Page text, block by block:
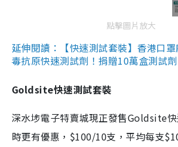
點擊圖片放大
延伸閱讀：【快速測試套裝】香港口
毒抗原快速測試劑！捐贈10萬盒測試
Goldsite快速測試套裝
深水埗電子特賣城現正發售Goldsite
時更有優惠，$100/10支，平均每支